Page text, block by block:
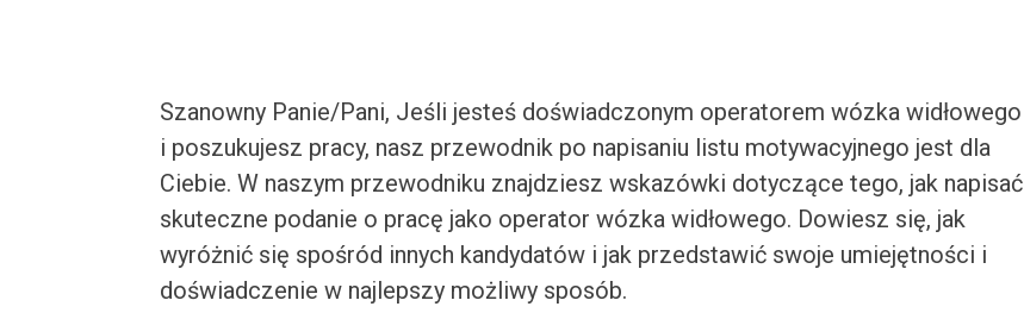
Szanowny Panie/Pani, Jeśli jesteś doświadczonym operatorem wózka widłowego
i poszukujesz pracy, nasz przewodnik po napisaniu listu motywacyjnego jest dla
Ciebie. W naszym przewodniku znajdziesz wskazówki dotyczące tego, jak napisać
skuteczne podanie o pracę jako operator wózka widłowego. Dowiesz się, jak
wyróżnić się spośród innych kandydatów i jak przedstawić swoje umiejętności i
doświadczenie w najlepszy możliwy sposób.